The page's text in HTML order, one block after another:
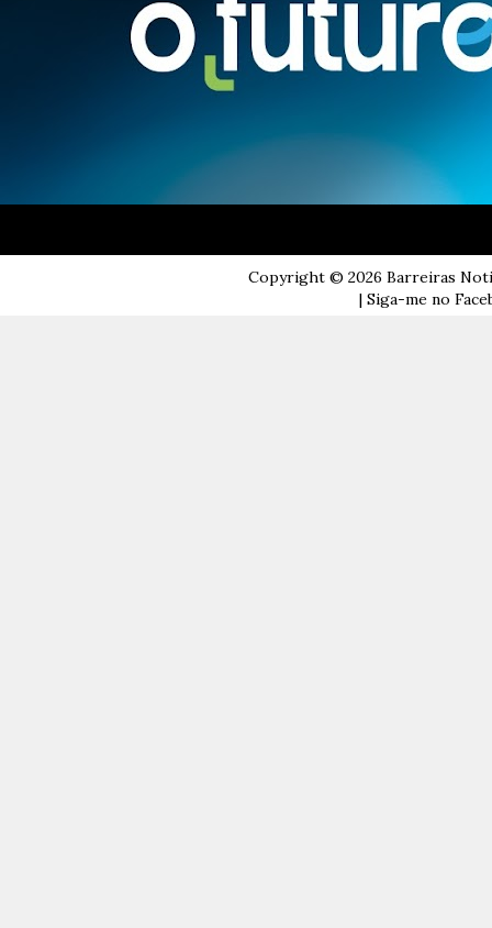
Copyright © 2026 Barreiras
| Siga-me no